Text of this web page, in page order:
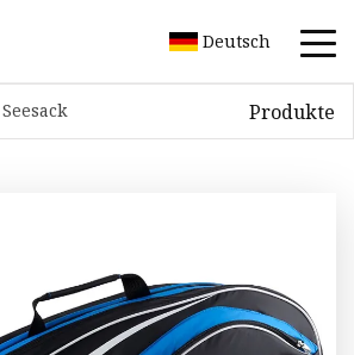
Deutsch
Seesack Produkte